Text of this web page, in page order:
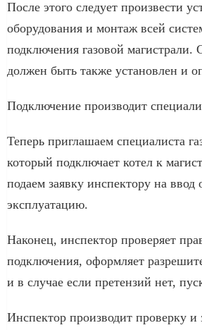
После этого следует произвести
оборудования и монтаж всей
подключения газовой магистрали.
должен быть также установлен и
Подключение производит
Теперь приглашаем специалиста
который подключает котел к
подаем заявку инспектору на ввод
эксплуатацию.
Наконец, инспектор проверяет
подключения, оформляет
и в случае если претензий нет,
Инспектор производит проверку и